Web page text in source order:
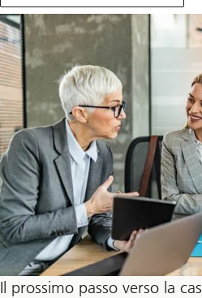
Il prossimo passo verso la